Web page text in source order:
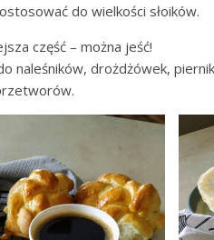
do wielkości słoików.
część – można jeść!
naleśników, drożdżówek,